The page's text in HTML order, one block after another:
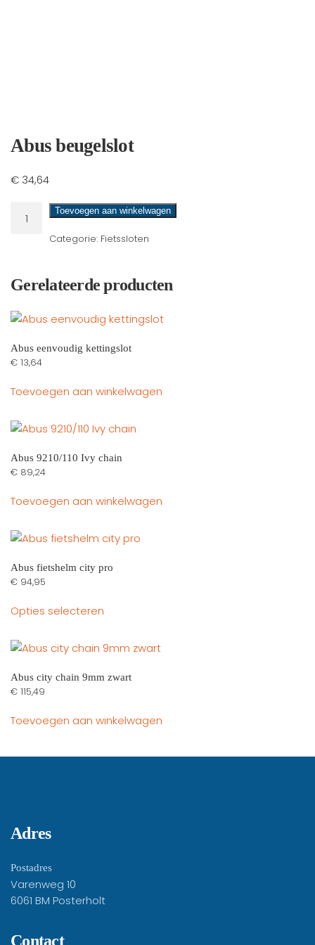
Abus beugelslot
€ 34,64
beugelslot
Toevoegen aan winkelwagen
Categorie: Fietssloten
Gerelateerde producten
Abus eenvoudig kettingslot
€ 13,64
Toevoegen aan winkelwagen
Abus 9210/110 Ivy chain
€ 89,24
Toevoegen aan winkelwagen
Abus fietshelm city pro
€ 94,95
Opties selecteren
meerdere
Deze
gekozen
op
Abus city chain 9mm zwart
€ 115,49
Toevoegen aan winkelwagen
Adres
Postadres
Varenweg 10
6061 BM Posterholt
Contact